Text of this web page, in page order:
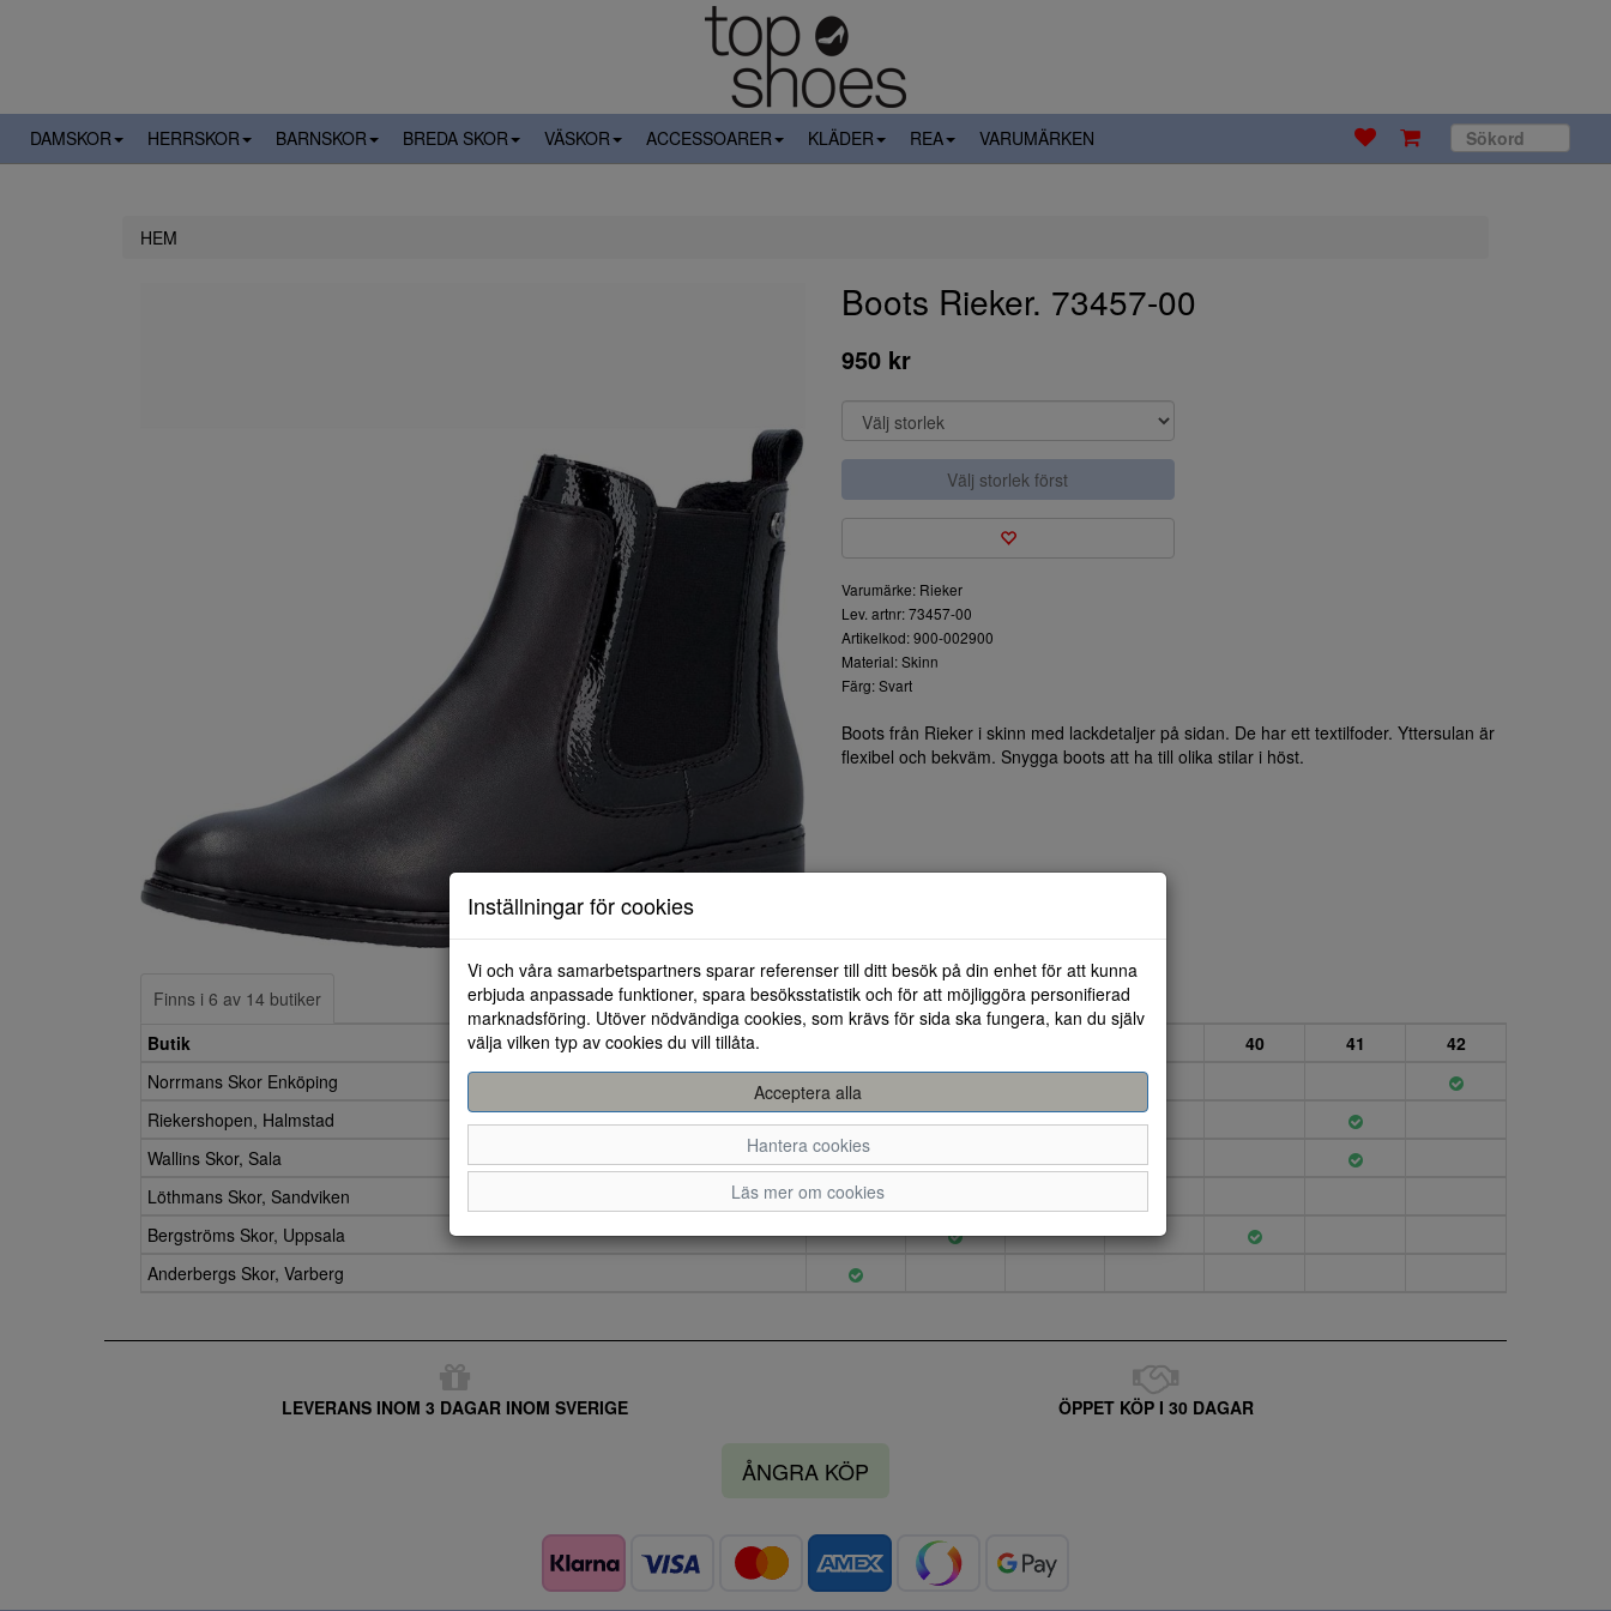
DAMSKOR HERRSKOR BARNSKOR BREDA SKOR VÄSKOR ACCESSOARER KLÄDER REA VARUMÄRKEN
HEM
Boots Rieker. 73457-00
950 kr
Välj storlek först
Varumärke: Rieker
Lev. artnr: 73457-00
Artikelkod: 900-002900
Material: Skinn
Färg: Svart
Boots från Rieker i skinn med lackdetaljer på sidan. De har ett textilfoder. Yttersulan är
flexibel och bekväm. Snygga boots att ha till olika stilar i höst.
Finns i 6 av 14 butiker
Butik
40 41
42
Norrmans Skor Enköping
Riekershopen, Halmstad
Wallins Skor, Sala
Löthmans Skor, Sandviken
Bergströms Skor, Uppsala
Anderbergs Skor, Varberg
LEVERANS INOM 3 DAGAR INOM SVERIGE ÖPPET KÖP I 30 DAGAR
ÅNGRA KÖP
Inställningar för cookies
Vi och våra samarbetspartners sparar referenser till ditt besök på din enhet för att kunna
erbjuda anpassade funktioner, spara besöksstatistik och för att möjliggöra personifierad
marknadsföring. Utöver nödvändiga cookies, som krävs för sida ska fungera, kan du själv
välja vilken typ av cookies du vill tillåta.
Acceptera alla
Hantera cookies
Läs mer om cookies